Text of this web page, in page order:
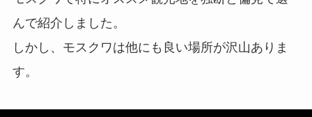
んで紹介しました。
しかし、モスクワは他にも良い場所が沢山ありま
す。